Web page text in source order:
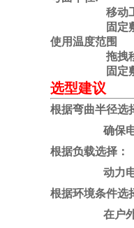
移动工况
固定敷设
使用温度
拖拽移动
固定敷设
选型建议
根据弯曲半径选
确保电缆的
根据负载选择：
动力电缆需
根据环境条件选
在户外